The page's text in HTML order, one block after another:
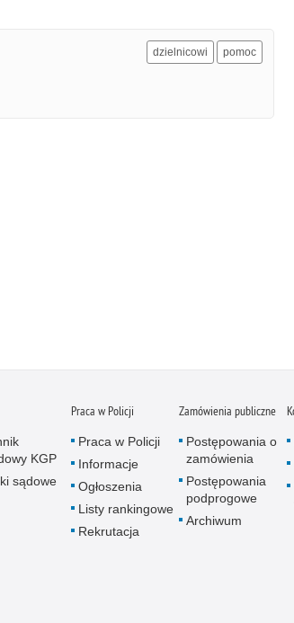
dzielnicowi pomoc
KGP
sądowe
Praca w Policji
Praca w Policji
Informacje
Ogłoszenia
Listy rankingowe
Rekrutacja
Zamówienia publiczne
Postępowania o
zamówienia
Postępowania
podprogowe
Archiwum